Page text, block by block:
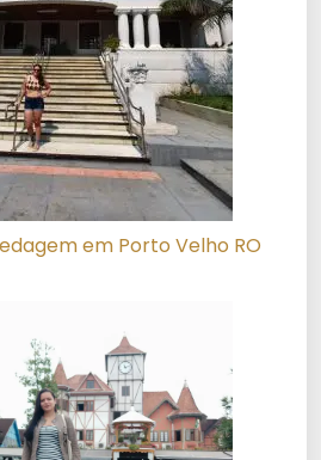
em Porto Velho RO